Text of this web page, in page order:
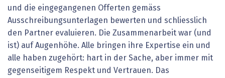
und die eingegangenen Offerten gemäss
Ausschreibungsunterlagen bewerten und schliesslich
den Partner evaluieren. Die Zusammenarbeit war (und
ist) auf Augenhöhe. Alle bringen ihre Expertise ein und
alle haben zugehört: hart in der Sache, aber immer mit
gegenseitigem Respekt und Vertrauen. Das